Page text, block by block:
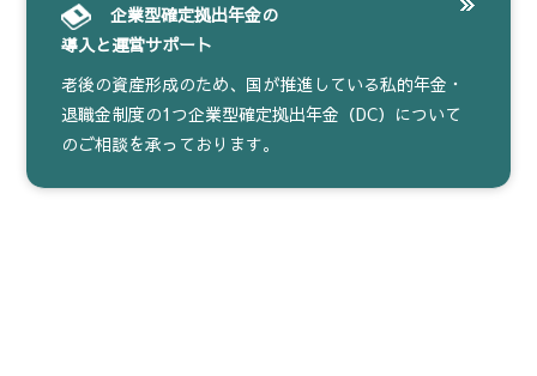
企業型確定拠出年金の
導入と運営サポート
老後の資産形成のため、国が推進している私的年金・
退職金制度の1つ企業型確定拠出年金（DC）について
のご相談を承っております。